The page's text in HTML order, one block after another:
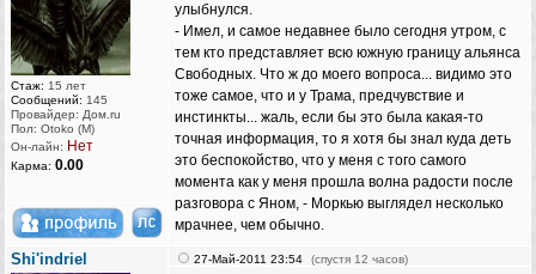
Стаж: 15 лет
Сообщений: 145
Провайдер: Дом.ru
Пол: Otoko (M)
Он-лайн: Нет
Карма: 0.00
улыбнулся.
- Имел, и самое недавнее было сегодня утром, с
тем кто представляет всю южную границу альянса
Свободных. Что ж до моего вопроса... видимо это
тоже самое, что и у Трама, предчувствие и
инстинкты... жаль, если бы это была какая-то
точная информация, то я хотя бы знал куда деть
это беспокойство, что у меня с того самого
момента как у меня прошла волна радости после
разговора с Яном, - Моркью выглядел несколько
мрачнее, чем обычно.
Shi'indriel 27-Май-2011 23:54 (спустя 12 часов)